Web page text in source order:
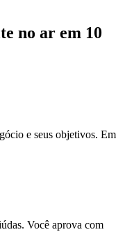
no ar em 10
e seus objetivos. Em
Você aprova com